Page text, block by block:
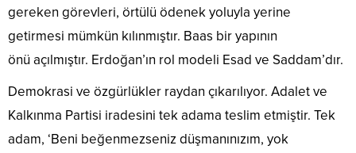
gereken görevleri, örtülü ödenek yoluyla yerine
getirmesi mümkün kılınmıştır. Baas bir yapının
önü açılmıştır. Erdoğan’ın rol modeli Esad ve Saddam’dır.
Demokrasi ve özgürlükler raydan çıkarılıyor. Adalet ve
Kalkınma Partisi iradesini tek adama teslim etmiştir. Tek
adam, ‘Beni beğenmezseniz düşmanınızım, yok